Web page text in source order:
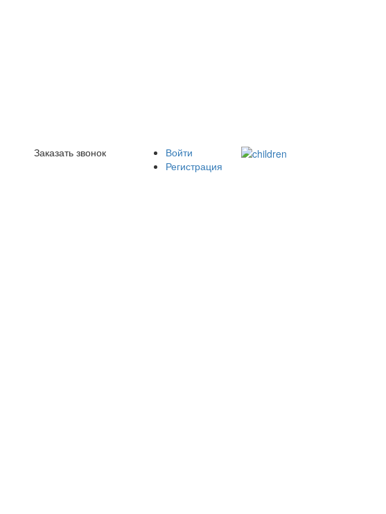
Заказать звонок
Войти
Регистрация